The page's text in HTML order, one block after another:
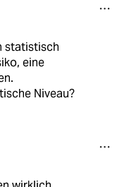
statistisch
eine
Niveau?